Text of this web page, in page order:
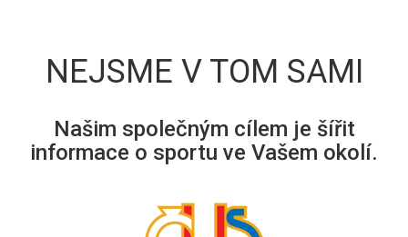
NEJSME V TOM SAMI
Našim společným cílem je šířit
informace o sportu ve Vašem okolí.